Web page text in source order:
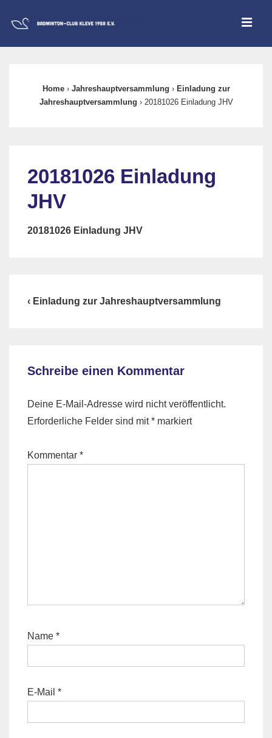
Zum
Home › Jahreshauptversammlung › Einladung zur
Jahreshauptversammlung › 20181026 Einladung JHV
20181026 Einladung
JHV
20181026 Einladung JHV
Beitragsnavigation
Previous
‹ Einladung zur Jahreshauptversammlung
Schreibe einen Kommentar
Deine E-Mail-Adresse wird nicht veröffentlicht.
Erforderliche Felder sind mit* markiert
Kommentar *
Name *
E-Mail *